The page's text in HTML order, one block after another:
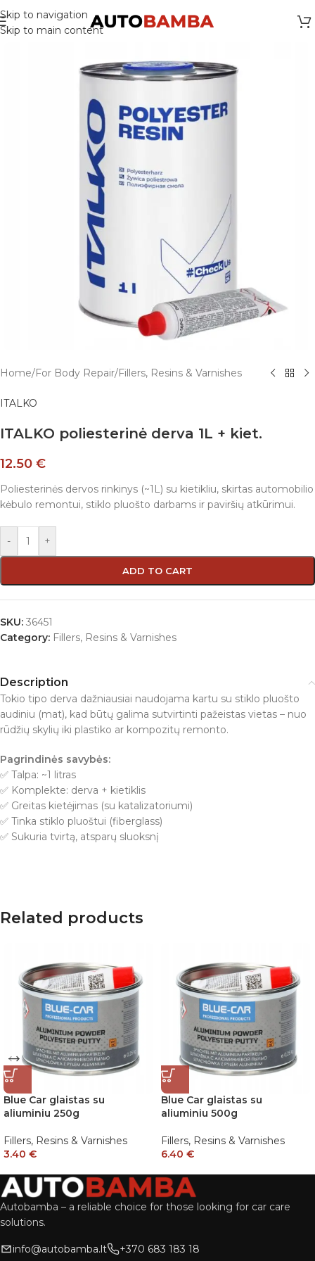
Skip to navigation
Skip to main content
Home/For Body Repair/Fillers, Resins & Varnishes
ITALKO
ITALKO poliesterinė derva 1L + kiet.
12.50 €
Poliesterinės dervos rinkinys (~1L) su kietikliu, skirtas automobilio
kėbulo remontui, stiklo pluošto darbams ir paviršių atkūrimui.
- +
ADD TO CART
SKU: 36451
Category: Fillers, Resins & Varnishes
Description
Tokio tipo derva dažniausiai naudojama kartu su stiklo pluošto
audiniu (mat), kad būtų galima sutvirtinti pažeistas vietas – nuo
rūdžių skylių iki plastiko ar kompozitų remonto.
Pagrindinės savybės:
✅ Talpa: ~1 litras
✅ Komplekte: derva + kietiklis
✅ Greitas kietėjimas (su katalizatoriumi)
✅ Tinka stiklo pluoštui (fiberglass)
✅ Sukuria tvirtą, atsparų sluoksnį
Related products
Blue Car glaistas su
aliuminiu 250g
Fillers, Resins & Varnishes
3.40 €
Blue Car glaistas su
aliuminiu 500g
Fillers, Resins & Varnishes
6.40 €
Autobamba – a reliable choice for those looking for car care
solutions.
info@autobamba.lt +370 683 183 18